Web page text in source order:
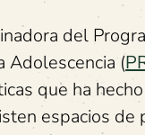
del
Adolescencia (
que ha
espacios